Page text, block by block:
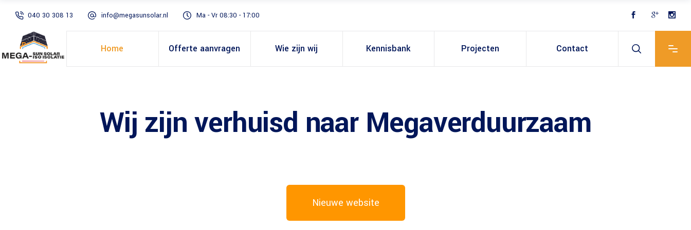
040 30 308 13 info@megasunsolar.nl Ma - Vr 08:30 - 17:00
Home Offerte aanvragen Wie zijn wij Kennisbank Projecten Contact
Wij zijn verhuisd naar Megaverduurzaam
Nieuwe website